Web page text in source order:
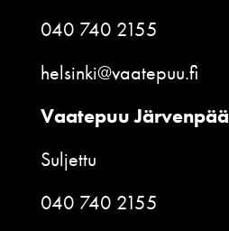
040 740 2155
helsinki@vaatepuu.fi
Vaatepuu Järvenpää
Suljettu
040 740 2155